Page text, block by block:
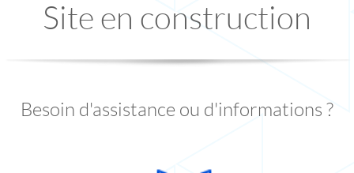
Site en construction
Besoin d'assistance ou d'informations ?